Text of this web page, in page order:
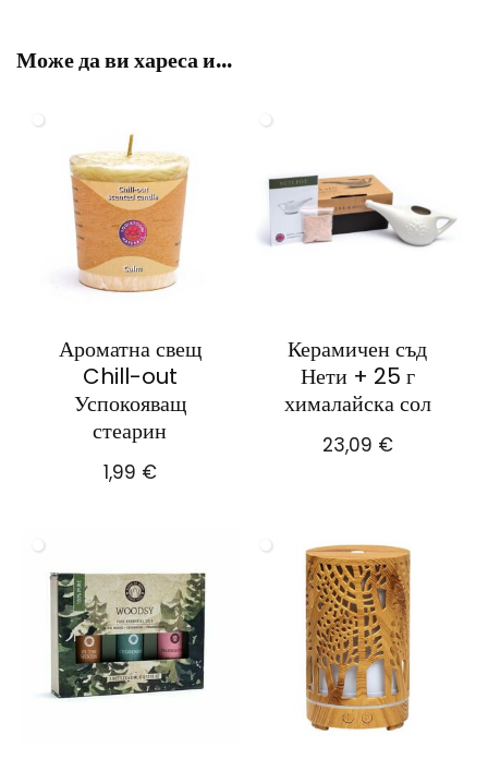
Може да ви хареса и…
Ароматна свещ
Chill-out
Успокояващ
стеарин
1,99 €
Керамичен съд
Нети + 25 г
хималайска сол
23,09 €